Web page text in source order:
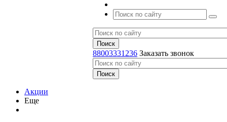
88003331236 Заказать звонок
Акции
Еще